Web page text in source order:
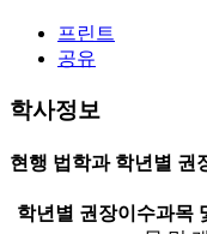
프린트
공유
학사정보
현행 법학과 학년별 권
학년별 권장이수과목